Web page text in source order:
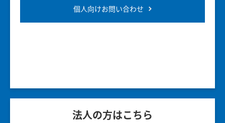
個人向けお問い合わせ
法人の方はこちら